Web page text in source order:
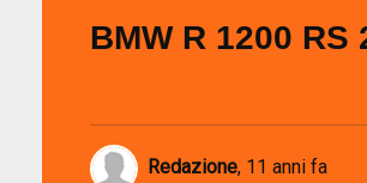
BMW R 1200 RS
Redazione, 11 anni fa